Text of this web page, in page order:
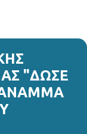
"ΔΩΣΕ
ΑΝΑΜΜΑ